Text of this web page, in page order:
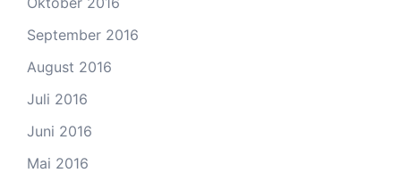
September 2016
August 2016
Juli 2016
Juni 2016
Mai 2016